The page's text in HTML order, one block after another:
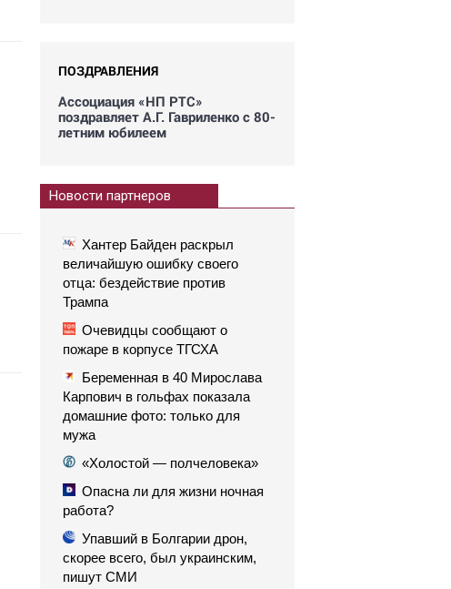
ПОЗДРАВЛЕНИЯ
Ассоциация «НП РТС»
поздравляет А.Г. Гавриленко с 80-
летним юбилеем
Новости партнеров
Хантер Байден раскрыл
величайшую ошибку своего
отца: бездействие против
Трампа
Очевидцы сообщают о
пожаре в корпусе ТГСХА
Беременная в 40 Мирослава
Карпович в гольфах показала
домашние фото: только для
мужа
«Холостой — полчеловека»
Опасна ли для жизни ночная
работа?
Упавший в Болгарии дрон,
скорее всего, был украинским,
пишут СМИ